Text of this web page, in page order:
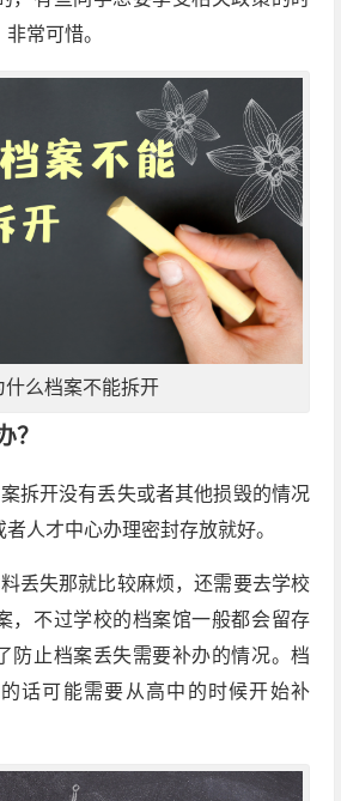
常可惜。
什么档案不能拆开
？
拆开没有丢失或者其他损毁的情况
人才中心办理密封存放就好。
丢失那就比较麻烦，还需要去学校
，不过学校的档案馆一般都会留存
防止档案丢失需要补办的情况。档
话可能需要从高中的时候开始补